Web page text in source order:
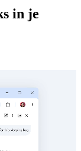
in je